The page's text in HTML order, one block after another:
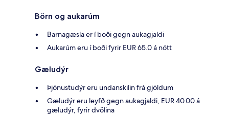
Börn og aukarúm
Barnagæsla er í boði gegn aukagjaldi
Aukarúm eru í boði fyrir EUR 65.0 á nótt
Gæludýr
Þjónustudýr eru undanskilin frá gjöldum
Gæludýr eru leyfð gegn aukagjaldi, EUR 40.00 á
gæludýr, fyrir dvölina